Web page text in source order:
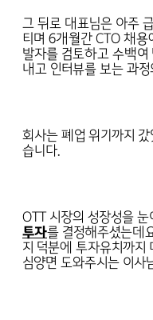
그 뒤로 대표님은 아주
티며 6개월간 CTO 채
발자를 검토하고 수백
내고 인터뷰를 보는 과
회사는 폐업 위기까지
습니다.
OTT 시장의 성장성을 눈
투자를 결정해주셨는데
지 덕분에 투자유치까지
심양면 도와주시는 이사